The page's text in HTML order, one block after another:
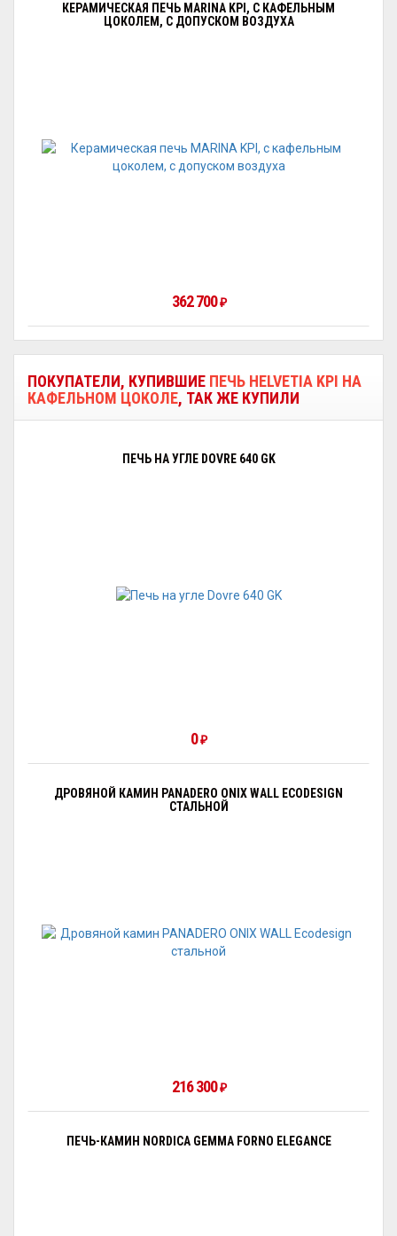
КЕРАМИЧЕСКАЯ ПЕЧЬ MARINA KPI, С КАФЕЛЬНЫМ
ЦОКОЛЕМ, С ДОПУСКОМ ВОЗДУХА
362 700₽
ПОКУПАТЕЛИ, КУПИВШИЕ ПЕЧЬ HELVETIA KPI НА
КАФЕЛЬНОМ ЦОКОЛЕ, ТАК ЖЕ КУПИЛИ
ПЕЧЬ НА УГЛЕ DOVRE 640 GK
0₽
ДРОВЯНОЙ КАМИН PANADERO ONIX WALL ECODESIGN
СТАЛЬНОЙ
216 300₽
ПЕЧЬ-КАМИН NORDICA GEMMA FORNO ELEGANCE